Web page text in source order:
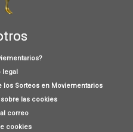
legal
los Sorteos en Moviementarios
las cookies
correo
cookies